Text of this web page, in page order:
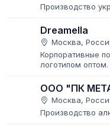
Производство
Dreamella
Москва,
Корпоративные
логотипом
ООО "ПК
Москва,
Производство